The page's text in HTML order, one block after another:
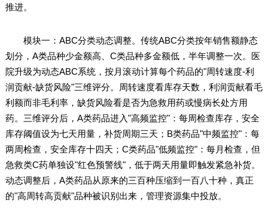
推进。
模块一：ABC分类动态调整。传统ABC分类按年销售额静态
划分，A类品种少金额高、C类品种多金额低，半年调整一次。医
院升级为动态ABC系统，按月滚动计算每个药品的"周转速度-利
润贡献-缺货风险"三维评分。周转速度看库存天数，利润贡献看毛
利额而非毛利率，缺货风险看是否为急救用药或慢病长处方用
药。三维评分后，A类药品进入"高频监控"：每周检查库存，安全
库存阈值设为七天用量，补货周期三天；B类药品"中频监控"：每
两周检查，安全库存十四天；C类药品"低频监控"：每月检查，但
急救类C药单独设"红色预警线"，低于两天用量即触发紧急补货。
动态调整后，A类药品从原来的三百种压缩到一百八十种，真正
的"高周转高贡献"品种被识别出来，管理资源集中投放。